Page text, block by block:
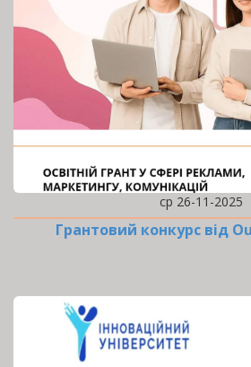
ср 26-11-2025
Грантовий конкурс від